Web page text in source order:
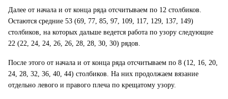
Далее от начала и от конца ряда отсчитываем по 12 столбиков.
Остаются средние 53 (69, 77, 85, 97, 109, 117, 129, 137, 149)
столбиков, на которых дальше ведется работа по узору следующие
22 (22, 24, 24, 26, 26, 28, 28, 30, 30) рядов.
После этого от начала и от конца ряда отсчитываем по 8 (12, 16, 20,
24, 28, 32, 36, 40, 44) столбиков. На них продолжаем вязание
отдельно левого и правого плеча по крещатому узору.